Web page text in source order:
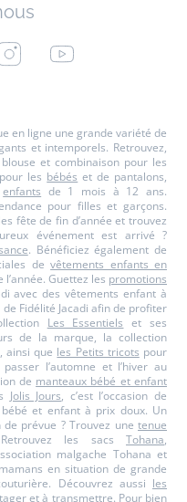
InstagramYoutube
en ligne une grande variété de
et intemporels. Retrouvez,
et combinaison pour les
les bébés et de pantalons,
enfants de 1 mois à 12 ans.
pour filles et garçons.
fête de fin d’année et trouvez
événement est arrivé ?
. Bénéficiez également de
devêtements enfants en
l’année. Guettez les promotions
avec des vêtements enfant à
Fidélité Jacadi afin de profiter
Les Essentiels et ses
de la marque, la collection
ainsi que les Petits tricots pour
l’automne et l’hiver au
de manteaux bébé et enfant
Jolis Jours, c’est l’occasion de
et enfant à prix doux. Un
prévue ? Trouvez une tenue
les sacsTohana,
malgache Tohana et
en situation de grande
Découvrez aussi les
et à transmettre. Pour bien